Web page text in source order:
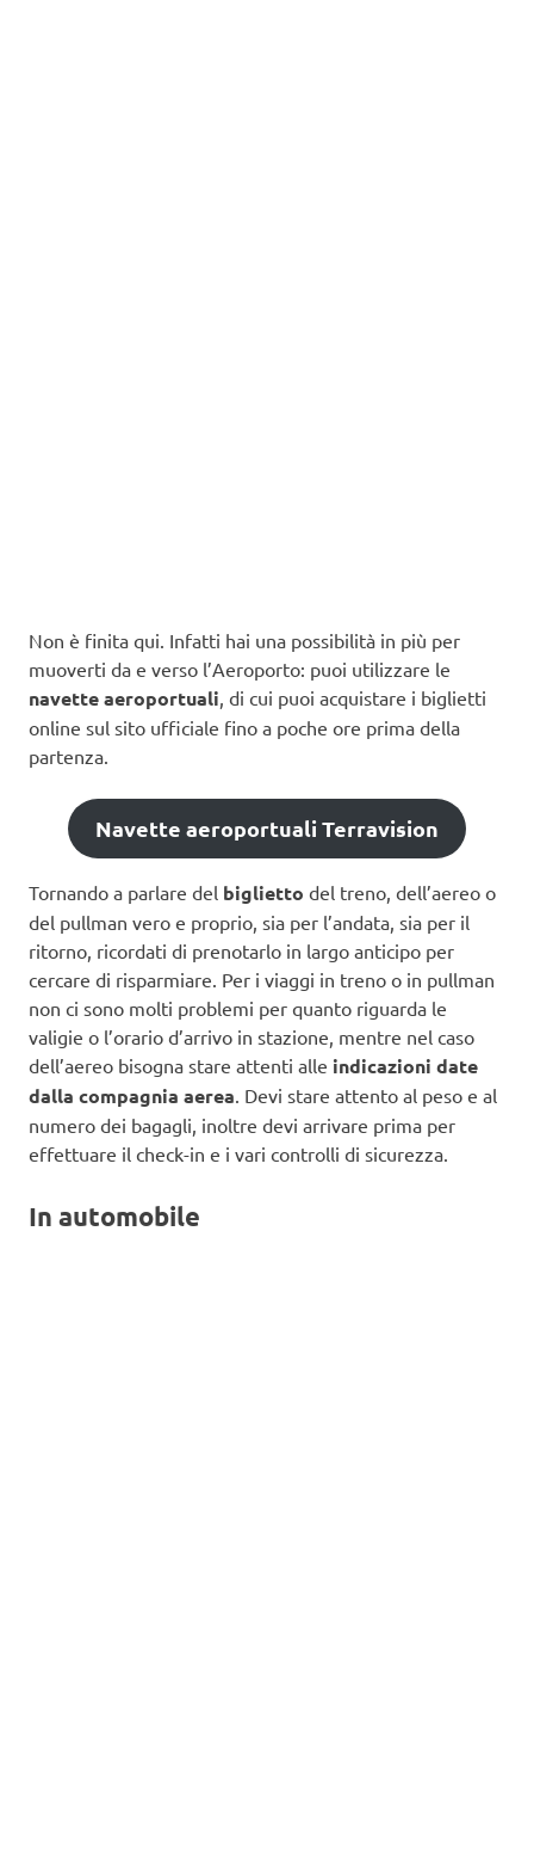
Non è finita qui. Infatti hai una possibilità in più per
muoverti da e verso l’Aeroporto: puoi utilizzare le
navette aeroportuali, di cui puoi acquistare i biglietti
online sul sito ufficiale fino a poche ore prima della
partenza.
Navette aeroportuali Terravision
Tornando a parlare del biglietto del treno, dell’aereo o
del pullman vero e proprio, sia per l’andata, sia per il
ritorno, ricordati di prenotarlo in largo anticipo per
cercare di risparmiare. Per i viaggi in treno o in pullman
non ci sono molti problemi per quanto riguarda le
valigie o l’orario d’arrivo in stazione, mentre nel caso
dell’aereo bisogna stare attenti alle indicazioni date
dalla compagnia aerea . Devi stare attento al peso e al
numero dei bagagli, inoltre devi arrivare prima per
effettuare il check-in e i vari controlli di sicurezza.
In automobile